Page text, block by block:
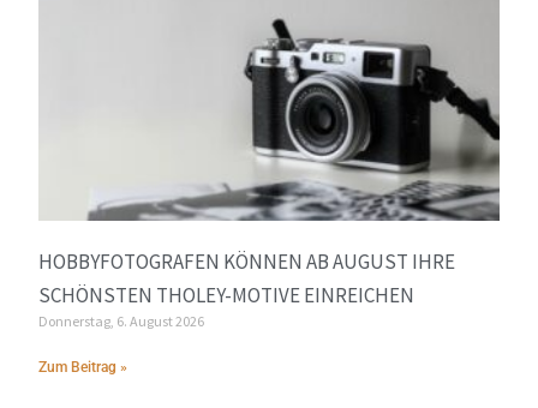
HOBBYFOTOGRAFEN KÖNNEN AB AUGUST IHRE
SCHÖNSTEN THOLEY-MOTIVE EINREICHEN
Donnerstag, 6. August 2026
Zum Beitrag »